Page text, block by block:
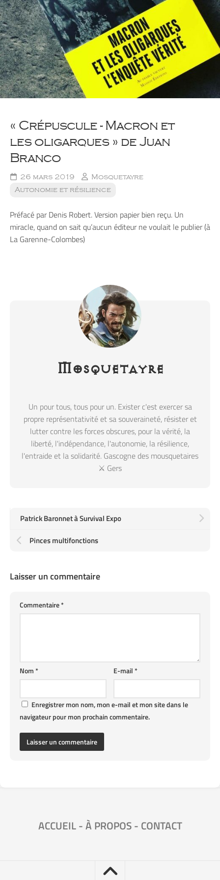
« Crépuscule - Macron et
les oligarques » de Juan
Branco
26 mars 2019
Mosquetayre
Autonomie et résilience
Préfacé par Denis Robert. Version papier bien reçu. Un
miracle, quand on sait qu’aucun éditeur ne voulait le publier (à
La Garenne-Colombes)
Mosquetayre
Un pour tous, tous pour un. Exister c'est exercer sa
propre représentativité et sa souveraineté, résister et
lutter contre les forces obscures, pour la vérité, la
liberté, l'indépendance, l'autonomie, la résilience,
l'entraide et la solidarité. Gascogne des mousquetaires
⚔️ Gers
Patrick Baronnet à Survival Expo
Pinces multifonctions
Laisser un commentaire
Commentaire*
E-mail*
Nom*
Enregistrer mon nom, mon e-mail et mon site dans le
navigateur pour mon prochain commentaire.
ACCUEIL-À PROPOS- CONTACT